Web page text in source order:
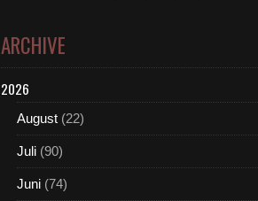
ARCHIVE
2026
August (22)
Juli (90)
Juni (74)